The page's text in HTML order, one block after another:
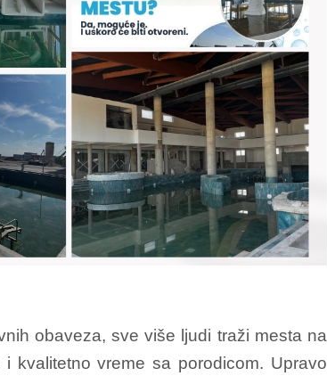
obaveza, sve više ljudi traži mesta na
kvalitetno vreme sa porodicom. Upravo